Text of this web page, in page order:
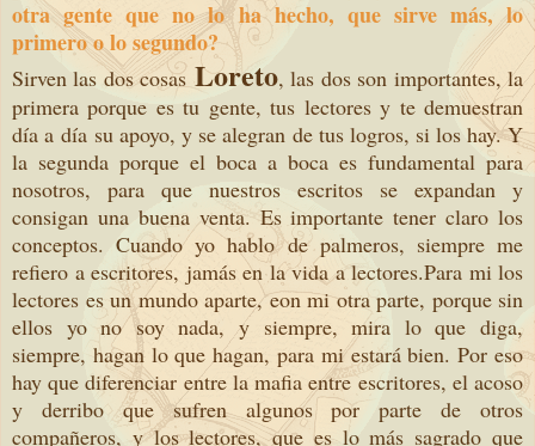
otra gente que no lo ha hecho, que sirve más, lo
primero o lo segundo?
Sirven las dos cosas Loreto, las dos son importantes, la
primera porque es tu gente, tus lectores y te demuestran
día a día su apoyo, y se alegran de tus logros, si los hay. Y
la segunda porque el boca a boca es fundamental para
nosotros, para que nuestros escritos se expandan y
consigan una buena venta. Es importante tener claro los
conceptos. Cuando yo hablo de palmeros, siempre me
refiero a escritores, jamás en la vida a lectores.Para mi los
lectores es un mundo aparte, eon mi otra parte, porque sin
ellos yo no soy nada, y siempre, mira lo que diga,
siempre, hagan lo que hagan, para mi estará bien. Por eso
hay que diferenciar entre la mafia entre escritores, el acoso
y derribo que sufren algunos por parte de otros
compañeros, y los lectores, que es lo más sagrado que